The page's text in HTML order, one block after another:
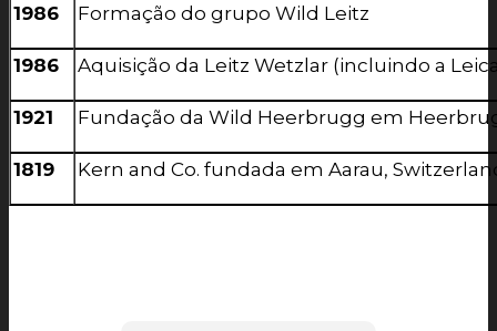
1986 Formação do grupo Wild Leitz
1986 Aquisição da Leitz Wetzlar (incluindo a
1921 Fundação da Wild Heerbrugg em
1819 Kern and Co. fundada em Aarau,